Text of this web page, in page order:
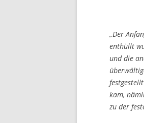
„Der
enthüllt
und die
kam,
zu der